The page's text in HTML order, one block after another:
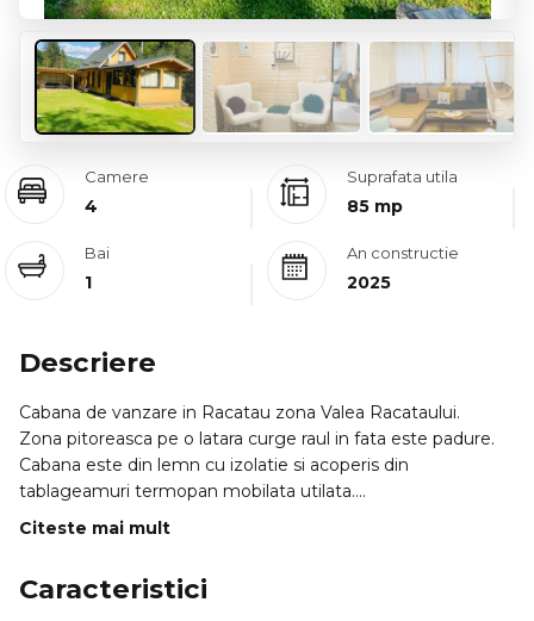
Camere
4
Suprafata utila
85 mp
Bai
1
An constructie
2025
Descriere
Cabana de vanzare in Racatau zona Valea Racataului.
Zona pitoreasca pe o latara curge raul in fata este padure.
Cabana este din lemn cu izolatie si acoperis din
tablageamuri termopan mobilata utilata.
Este compusa din doua camere baie bucatarie camara la
Utilitati apa curent groapa septica. Incalzire cu soba si boiler
Citeste mai mult
Caracteristici